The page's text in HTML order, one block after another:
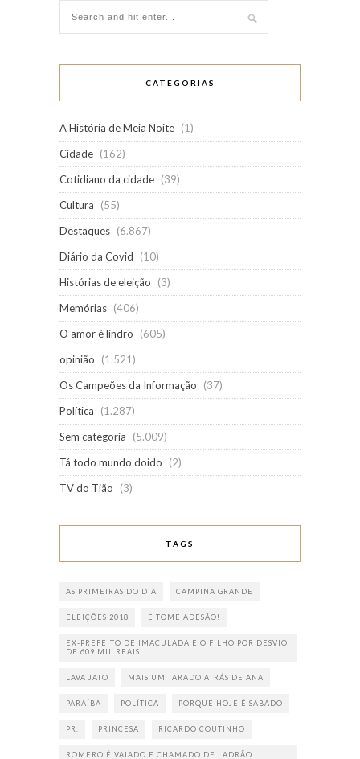
CATEGORIAS
A História de Meia Noite (1)
Cidade (162)
Cotidiano da cidade (39)
Cultura
(55)
Destaques (6.867)
Diário da Covid
(10)
Histórias de eleição
(3)
Memórias (406)
O amor é lindro
(605)
opinião
(1.521)
Os Campeões da Informação
(37)
Política
(1.287)
Sem categoria
(5.009)
Tá todo mundo doido
(2)
TV do Tião
(3)
TAGS
AS PRIMEIRAS DO DIA CAMPINA GRANDE
ELEIÇÕES 2018 E TOME ADESÃO!
EX-PREFEITO DE IMACULADA E O FILHO POR DESVIO
DE 609 MIL REAIS
LAVA JATO MAIS UM TARADO ATRÁS DE ANA
PARAÍBA POLÍTICA PORQUE HOJE É SÁBADO
PR. PRINCESA RICARDO COUTINHO
ROMERO É VAIADO E CHAMADO DE LADRÃO